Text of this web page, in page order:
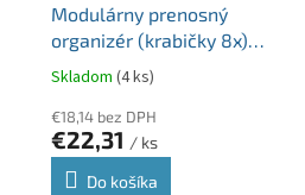
Modulárny prenosný
organizér (krabičky 8x)
MODULAR SOLUTION
517x331x134 mm
KMS553515B-S411
Skladom (4 ks)
€18,14 bez DPH
€22,31 / ks
Do košíka